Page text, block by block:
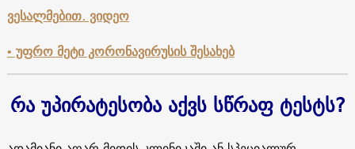
ვესალმებით. ვიდეო
• უფრო მეტი კორონავირუსის შესახებ
რა უპირატესობა აქვს სწრაფ ტესტს?